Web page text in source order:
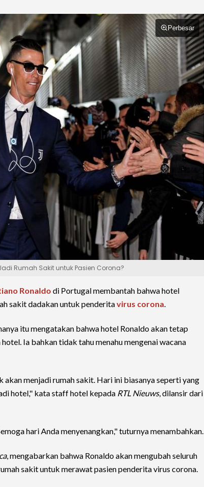
Perbesar
Rumah Sakit untuk Pasien Corona?
Ronaldo di Portugal membantah bahwa hotel
sakit dadakan untuk penderitavirus corona.
itu mengatakan bahwa hotel Ronaldo akan tetap
Ia bahkan tidak tahu menahu mengenai wacana
akan menjadi rumah sakit. Hari ini biasanya seperti yang
hotel," kata staff hotel kepada RTL Nieuws, dilansir dari
hari Anda menyenangkan," tuturnya menambahkan.
, mengabarkan bahwa Ronaldo akan mengubah seluruh
sakit untuk merawat pasien penderita virus corona.